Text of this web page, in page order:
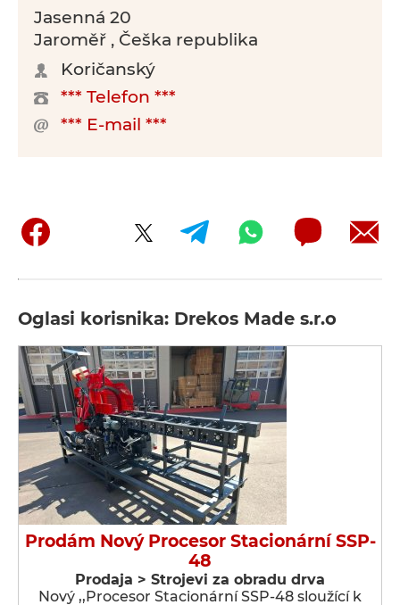
Jasenná 20
Jaroměř , Češka republika
Koričanský
*** Telefon ***
*** E-mail ***
Oglasi korisnika: Drekos Made s.r.o
Prodám Nový Procesor Stacionární SSP-
48
Prodaja > Strojevi za obradu drva
Nový ,,Procesor Stacionární SSP-48 sloužící k